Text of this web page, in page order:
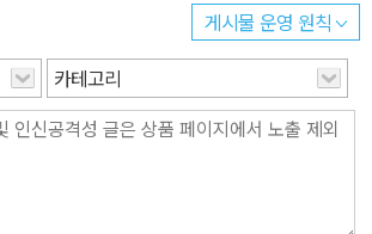
련에 부닥쳤을 때 우리가 무너지지 않고 그것
회로 만드는 방법을 하나하나 알려주고 있다. 1
이다, 행복은 어떻게가 아니라 왜라고 묻는 데
면 된다, 먼저 자신을 돌아보라 등에서 나를 찾
. 2장에서는 남과 비교하지 마라, 감정의 소용
게시물 운영 원칙
카테고리